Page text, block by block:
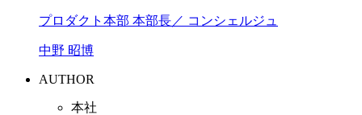
プロダクト本部 本部長／ コンシェルジュ
中野 昭博
AUTHOR
本社